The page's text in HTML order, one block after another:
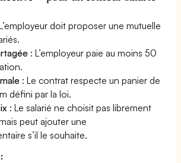
doit proposer une mutuelle
: L’employeur paie au moins 50
: Le contrat respecte un panier de
défini par la loi.
: Le salarié ne choisit pas librement
peut ajouter une
s’il le souhaite.